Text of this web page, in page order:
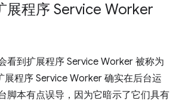
展程序 Service Worker
看到扩展程序 Service Worker 被称为
展程序 Service Worker 确实在后台运
脚本有点误导，因为它暗示了它们具有